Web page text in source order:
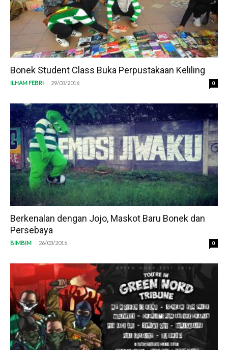
Bonek Student Class Buka Perpustakaan Keliling
ILHAM FEBRI - 29/03/2016 0
Berkenalan dengan Jojo, Maskot Baru Bonek dan
Persebaya
BIMBIM - 26/03/2016 0